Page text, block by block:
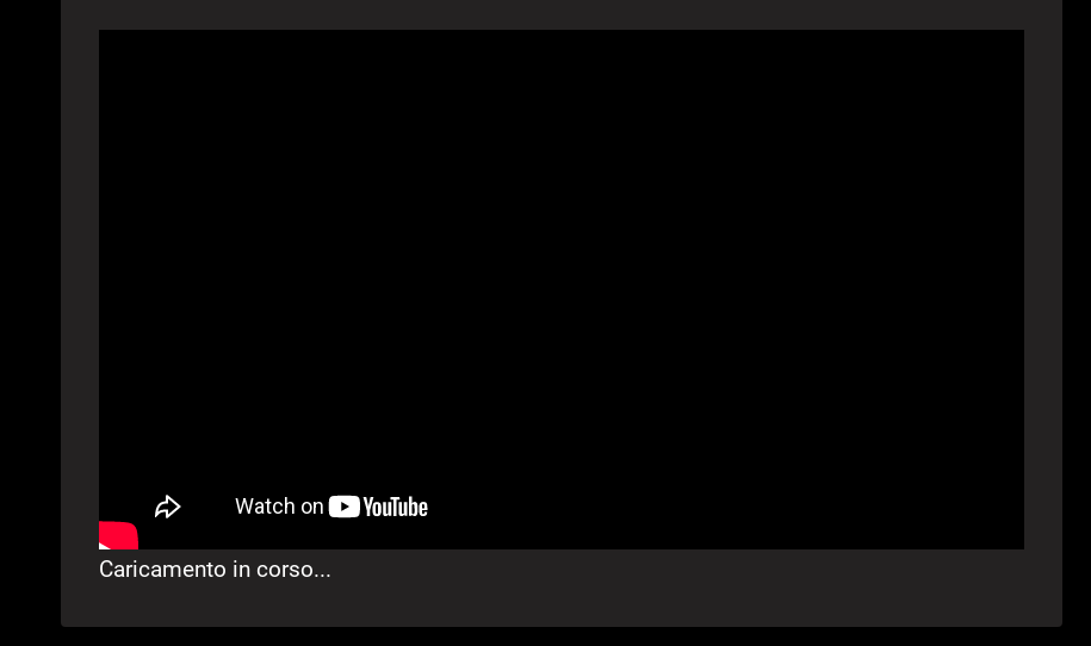
Caricamento in corso...